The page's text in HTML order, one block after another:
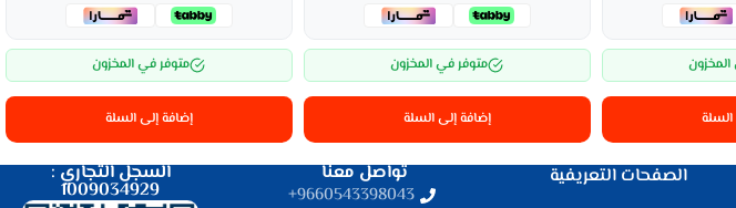
متوفر في المخزون
إضافة إلى السلة
متوفر في المخزون
إضافة إلى السلة
الصفحات التعريفية تواصل معنا
9660543398043⁩+
السجل التجاري :
1009034929